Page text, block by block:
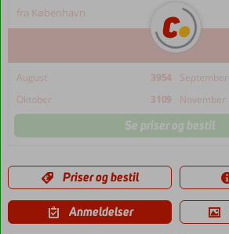
fra København
August 3954 September
Oktober
3109 November
Se priser og bestil
Priser og bestil
Anmeldelser